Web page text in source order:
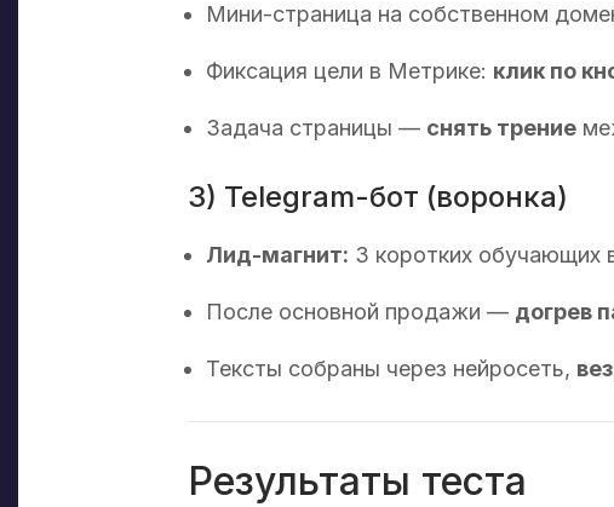
Мини-страница на собственном
Фиксация цели в Метрике: клик по
Задача страницы — снять трение
3) Telegram-бот (воронка)
Лид-магнит: 3 коротких обучающих
После основной продажи — догрев
Тексты собраны через нейросеть,
Результаты теста